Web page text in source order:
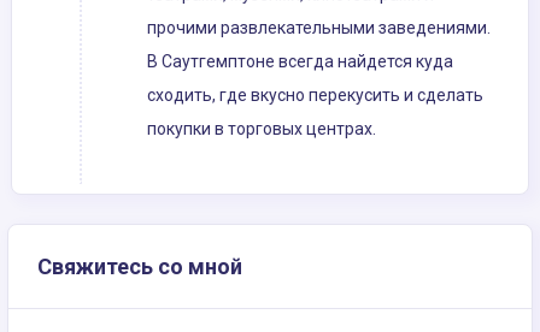
прочими развлекательными заведениями.
В Саутгемптоне всегда найдется куда
сходить, где вкусно перекусить и сделать
покупки в торговых центрах.
Свяжитесь со мной